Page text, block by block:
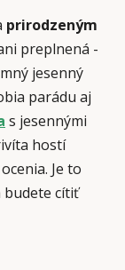
prirodzeným
preplnená -
jesenný
parádu aj
s jesennými
hostí
Je to
budete cítiť